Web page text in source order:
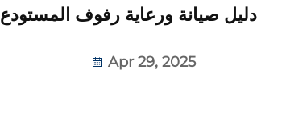
دليل صيانة ورعاية رفوف المستودع
Apr 29, 2025